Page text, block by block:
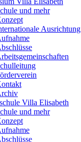
und mehr
Ausrichtung
Villa Elisabeth
und mehr